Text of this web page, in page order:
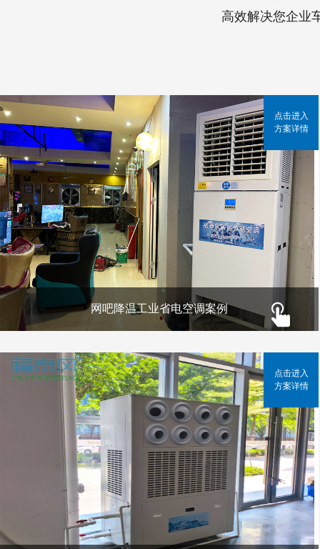
高效解决您企业
网吧降温工业省电空调案例
点击进入
方案详情
点击进入
方案详情